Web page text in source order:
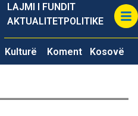
LAJMI I FUNDIT
AKTUALITETPOLITIKE
Kulturë Koment Kosovë